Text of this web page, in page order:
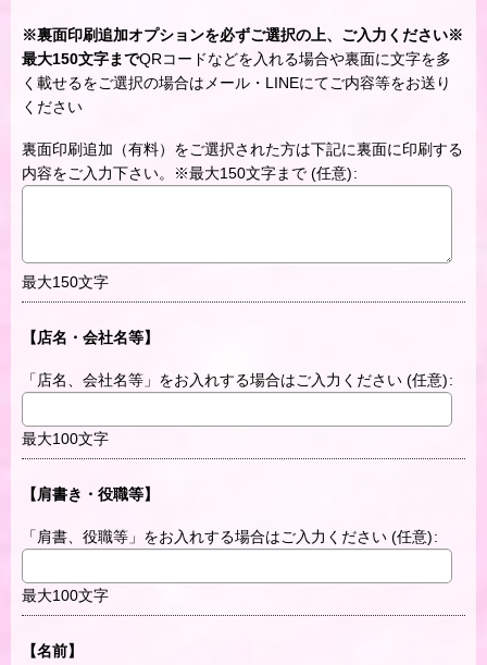
※裏面印刷追加オプションを必ずご選択の上、ご入力ください※
最大150文字までQRコードなどを入れる場合や裏面に文字を多
く載せるをご選択の場合はメール・LINEにてご内容等をお送り
ください
裏面印刷追加（有料）をご選択された方は下記に裏面に印刷する
内容をご入力下さい。※最大150文字まで (任意):
最大150文字
【店名・会社名等】
「店名、会社名等」をお入れする場合はご入力ください (任意):
最大100文字
【肩書き・役職等】
「肩書、役職等」をお入れする場合はご入力ください (任意):
最大100文字
【名前】